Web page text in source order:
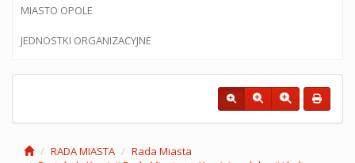
MIASTO OPOLE
JEDNOSTKI ORGANIZACYJNE
RADA MIASTA
Rada Miasta